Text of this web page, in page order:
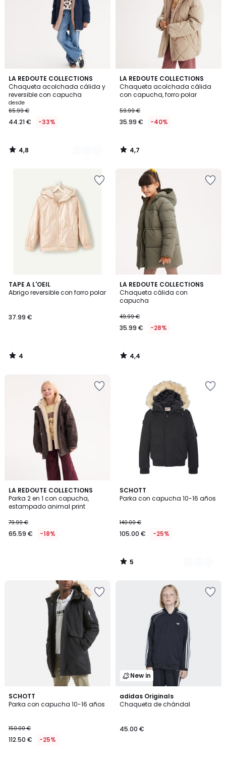
LA REDOUTE COLLECTIONS
Chaqueta acolchada cálida y
reversible con capucha
desde
65.99 €
44.21 € -33%
4,8
/ 5
2
Colores
4,8
/
LA REDOUTE COLLECTIONS
Chaqueta acolchada cálida
con capucha, forro polar
59.99 €
35.99 € -40%
4,7
/ 5
4,7
/
TAPE A L'OEIL
Abrigo reversible con forro polar
37.99 €
4
/
4
/
LA REDOUTE COLLECTIONS
Chaqueta cálida con
capucha
49.99 €
35.99 € -28%
4,4
/ 5
4,4
/
LA REDOUTE COLLECTIONS
Parka 2 en 1 con capucha,
estampado animal print
79.99 €
65.59 € -18%
SCHOTT
Parka con capucha 10-16 años
140.00 €
105.00 € -25%
5
/
2
Colores
5
/
SCHOTT
Parka con capucha 10-16 años
150.00 €
112.50 € -25%
5
/
3
Colores
New in
adidas Originals
Chaqueta de chándal
45.00 €